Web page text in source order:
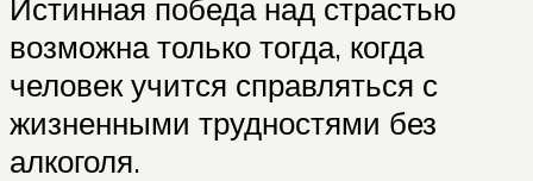
Истинная победа над страстью
возможна только тогда, когда
человек учится справляться с
жизненными трудностями без
алкоголя.